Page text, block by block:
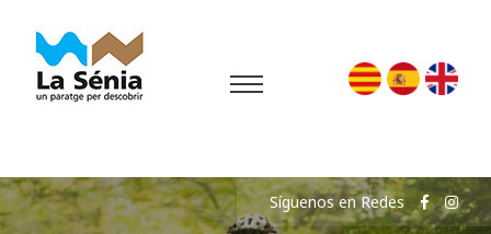
Síguenos en Redes